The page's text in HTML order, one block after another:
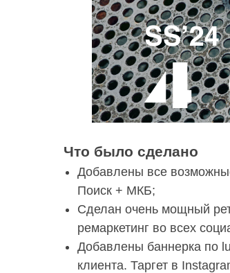
Что было сделано
Добавлены все
Поиск + МКБ;
Сделан очень мощный
ремаркетинг во всех
Добавлены баннерка по
клиента. Таргет в